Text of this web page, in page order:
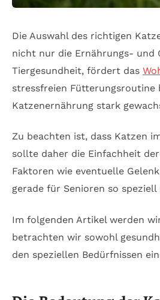
Die Auswahl des richtigen
nicht nur die Ernährungs- und
Tiergesundheit, fördert das
stressfreien Fütterungsroutine
Katzenernährung stark
Zu beachten ist, dass Katzen
sollte daher die Einfachheit
Faktoren wie eventuelle
gerade für Senioren so
Im folgenden Artikel werden
betrachten wir sowohl
den speziellen Bedürfnissen